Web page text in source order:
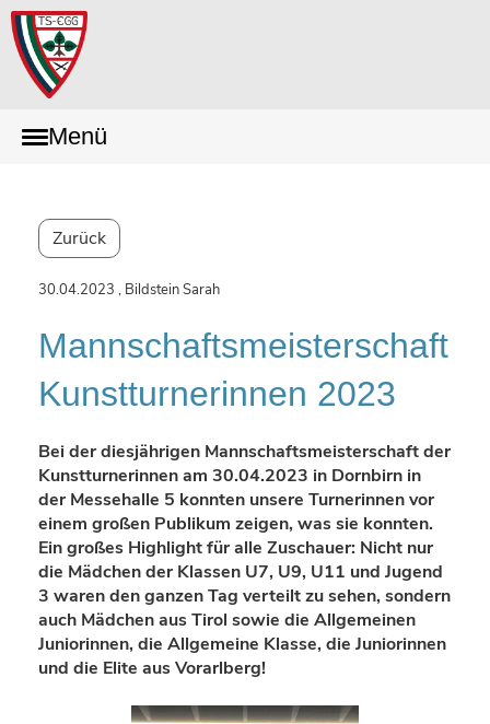
Menü
Zurück
30.04.2023 , Bildstein Sarah
Mannschaftsmeisterschaft
Kunstturnerinnen 2023
Bei der diesjährigen Mannschaftsmeisterschaft der
Kunstturnerinnen am 30.04.2023 in Dornbirn in
der Messehalle 5 konnten unsere Turnerinnen vor
einem großen Publikum zeigen, was sie konnten.
Ein großes Highlight für alle Zuschauer: Nicht nur
die Mädchen der Klassen U7, U9, U11 und Jugend
3 waren den ganzen Tag verteilt zu sehen, sondern
auch Mädchen aus Tirol sowie die Allgemeinen
Juniorinnen, die Allgemeine Klasse, die Juniorinnen
und die Elite aus Vorarlberg!